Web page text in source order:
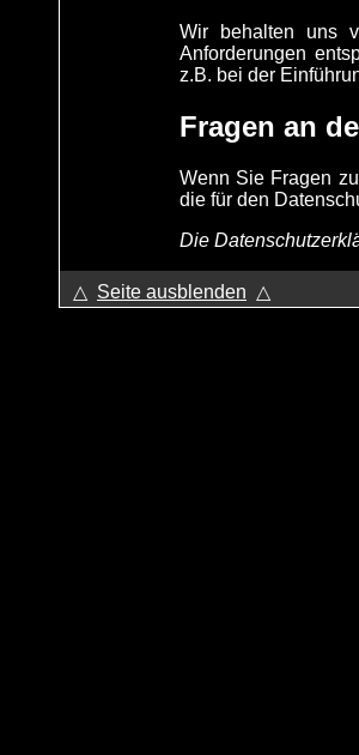
Wir behalten uns
Anforderungen
z.B. bei der
Fragen an
Wenn Sie Fragen
die für den
Die
△ Seite ausblenden △